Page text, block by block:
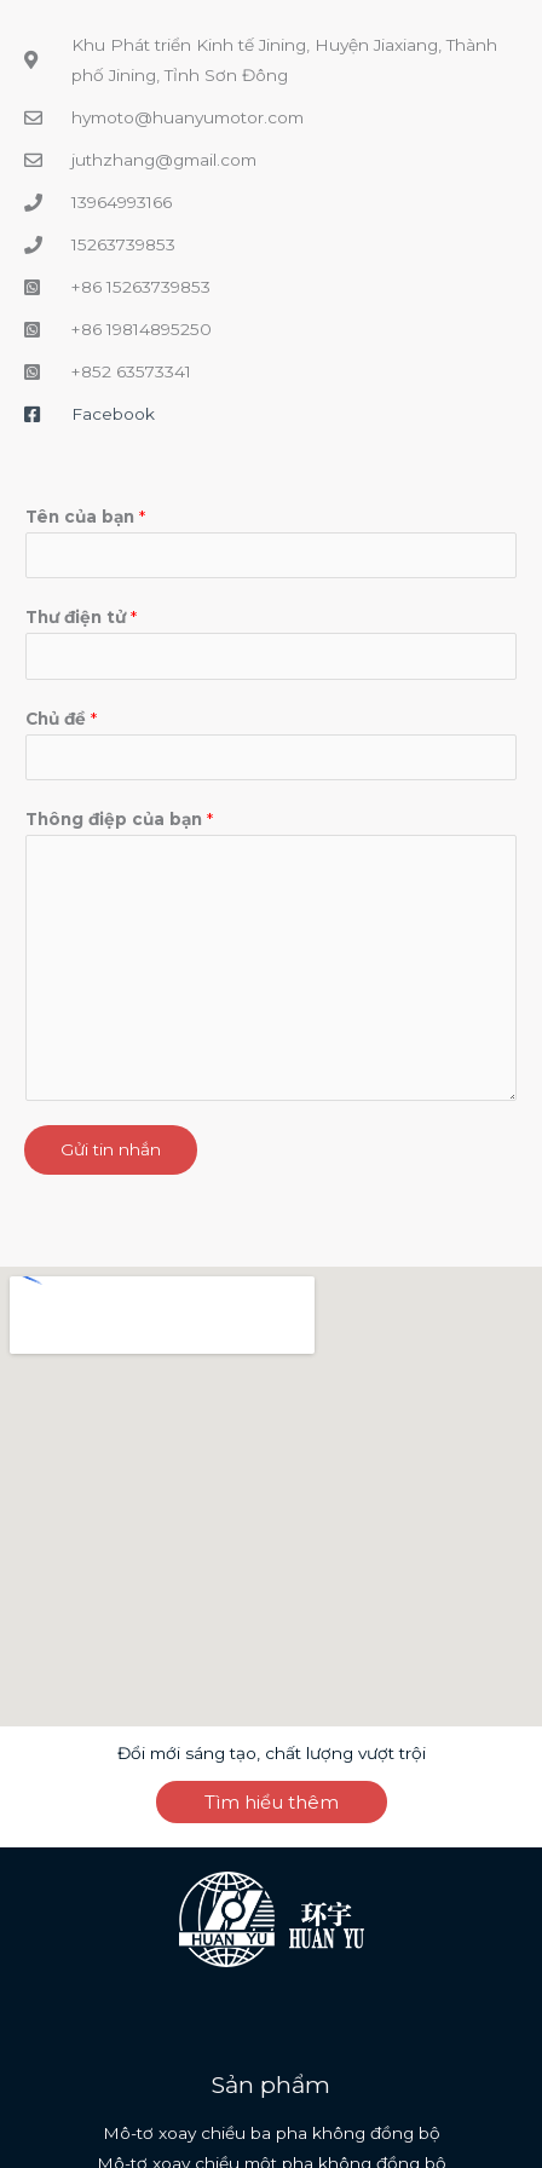
Khu Phát triển Kinh tế Jining, Huyện Jiaxiang, Thành
phố Jining, Tỉnh Sơn Đông
hymoto@huanyumotor.com
juthzhang@gmail.com
13964993166
15263739853
+86 15263739853
+86 19814895250
+852 63573341
Facebook
Tên của bạn *
Thư điện tử*
Chủ đề *
Thông điệp của bạn *
Gửi tin nhắn
Đổi mới sáng tạo, chất lượng vượt trội
Tìm hiểu thêm
Sản phẩm
Mô-tơ xoay chiều ba pha không đồng bộ
Mô-tơ xoay chiều một pha không đồng bộ